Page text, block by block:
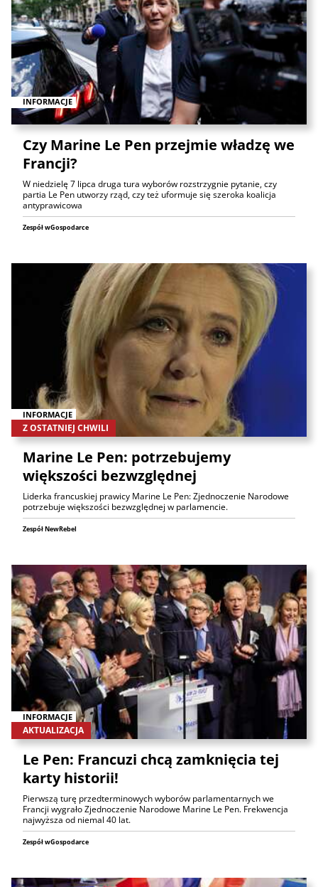
INFORMACJE
Czy Marine Le Pen przejmie władzę we
Francji?
W niedzielę 7 lipca druga tura wyborów rozstrzygnie pytanie, czy
partia Le Pen utworzy rząd, czy też uformuje się szeroka koalicja
antyprawicowa
Zespół wGospodarce
INFORMACJE
Z OSTATNIEJ CHWILI
Marine Le Pen: potrzebujemy
większości bezwzględnej
Liderka francuskiej prawicy Marine Le Pen: Zjednoczenie Narodowe
potrzebuje większości bezwzględnej w parlamencie.
Zespół NewRebel
INFORMACJE
AKTUALIZACJA
Le Pen: Francuzi chcą zamknięcia tej
karty historii!
Pierwszą turę przedterminowych wyborów parlamentarnych we
Francji wygrało Zjednoczenie Narodowe Marine Le Pen. Frekwencja
najwyższa od niemal 40 lat.
Zespół wGospodarce